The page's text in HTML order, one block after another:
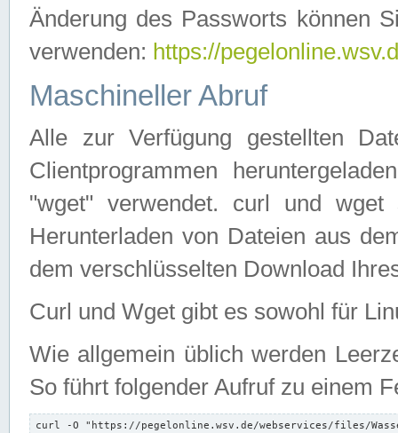
Änderung des Passworts können
verwenden: https://
Maschineller Abruf
Alle zur Verfügung gestellten
Clientprogrammen
"wget" verwendet. curl und wget
Herunterladen von Dateien aus
dem verschlüsselten Download
Curl und Wget gibt es sowohl für
Wie allgemein üblich werden
So führt folgender Aufruf zu einem
curl -O "https://pegelonline.wsv.de/webservices/files/